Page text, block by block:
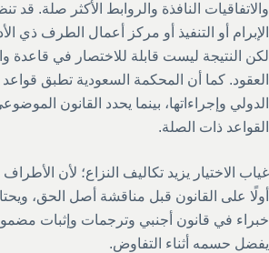
والاتفاقيات النافذة والروابط الأكثر صلة. قد
الإبرام أو التنفيذ أو مركز أعمال الطرف ذي
لكن النتيجة ليست قابلة للاختصار في قاعدة
العقود. كما أن المحكمة السعودية تطبق
الدولي وإجراءاتها، بينما يحدد القانون
القواعد ذات الصلة.
غياب الاختيار يزيد تكاليف النزاع؛ لأن
أولًا على القانون قبل مناقشة أصل الحق،
خبراء في قانون أجنبي وترجمات وإثبات
يفضل حسمه أثناء التفاوض.